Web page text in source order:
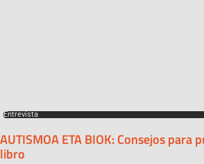
Entrevista
AUTISMOA ETA BIOK: Consejos para
libro